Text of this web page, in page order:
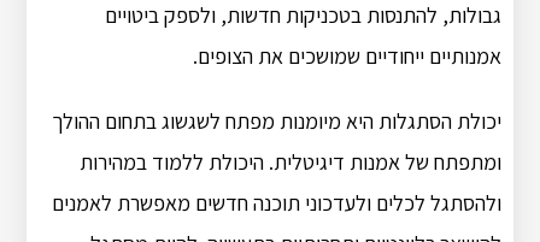
גבולות, להתנסות בטכניקות חדשות, ולספק ביטויים
אמנותיים ייחודיים שמושכים את הצופים.
יכולת הסתגלות היא מיומנות מפתח לשגשוג בתחום ההולך
ומתפתח של אמנות דיגיטלית. היכולת ללמוד במהירות
ולהסתגל לכלים ולעדכוני תוכנה חדשים מאפשרת לאמנים